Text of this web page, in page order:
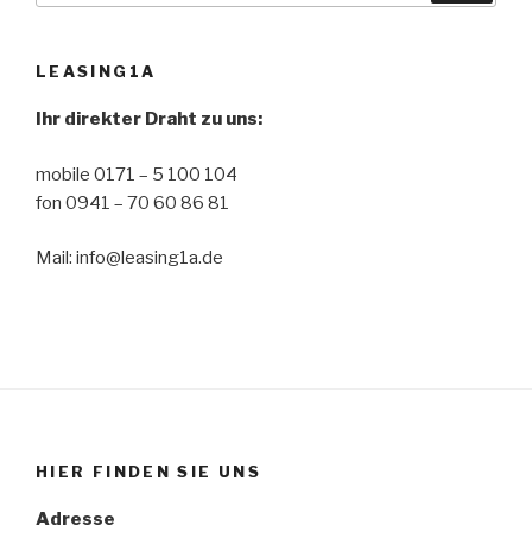
LEASING1A
Ihr direkter Draht zu uns:
mobile 0171 – 5 100 104
fon 0941 – 70 60 86 81
Mail: info@leasing1a.de
HIER FINDEN SIE UNS
Adresse